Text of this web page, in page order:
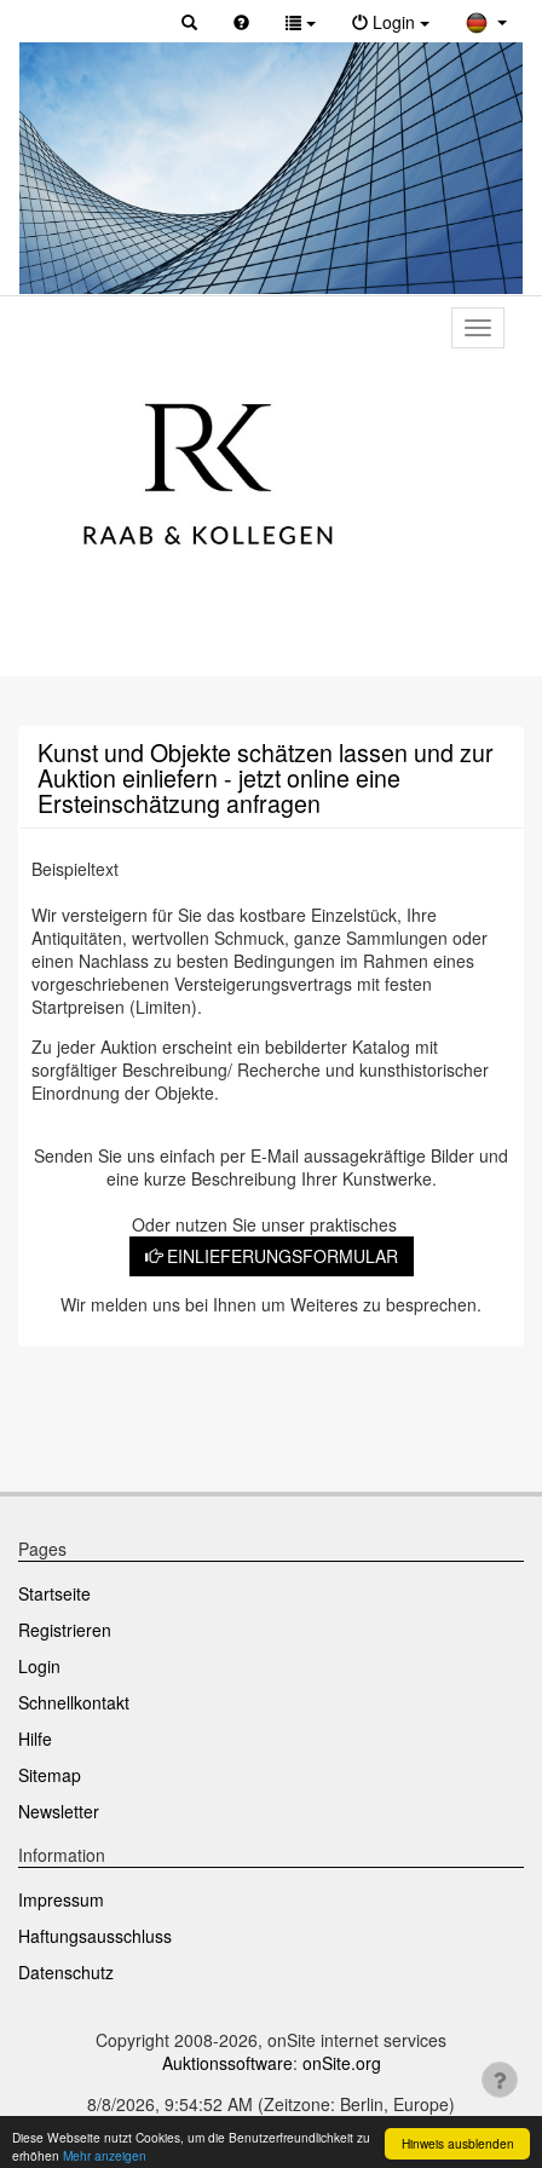
Hinweis ausblenden
Diese Webseite nutzt Cookies, um die Benutzerfreundlichkeit zu
erhöhen Mehr anzeigen
Login
Toggle
primary
Kunst und Objekte schätzen lassen und zur
Auktion einliefern - jetzt online eine
Ersteinschätzung anfragen
Beispieltext
Wir versteigern für Sie das kostbare Einzelstück, Ihre
Antiquitäten, wertvollen Schmuck, ganze Sammlungen oder
einen Nachlass zu besten Bedingungen im Rahmen eines
vorgeschriebenen Versteigerungsvertrags mit festen
Startpreisen (Limiten).
Zu jeder Auktion erscheint ein bebilderter Katalog mit
sorgfältiger Beschreibung/ Recherche und kunsthistorischer
Einordnung der Objekte.
Senden Sie uns einfach per E-Mail aussagekräftige Bilder und
eine kurze Beschreibung Ihrer Kunstwerke.
Oder nutzen Sie unser praktisches
EINLIEFERUNGSFORMULAR
Wir melden uns bei Ihnen um Weiteres zu besprechen.
Pages
Startseite
Registrieren
Login
Schnellkontakt
Hilfe
Sitemap
Newsletter
Information
Impressum
Haftungsausschluss
Datenschutz
Copyright 2008-2026, onSite internet services
Auktionssoftware: onSite.org
8/8/2026, 9:54:52 AM (Zeitzone: Berlin, Europe)